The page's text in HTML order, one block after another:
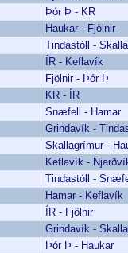
Þór Þ - KR
Haukar - Fjölnir
Tindastóll -
ÍR - Keflavík
Fjölnir - Þór Þ
KR - ÍR
Snæfell - Hamar
Grindavík -
Skallagrímur -
Keflavík -
Tindastóll -
Hamar - Keflavík
ÍR - Fjölnir
Grindavík -
Þór Þ - Haukar